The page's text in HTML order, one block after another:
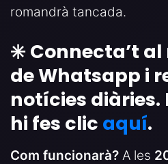
romandrà tancada.
✳️ Connecta’t
de Whatsapp i
notícies diàries.
hi fes clic aquí.
Com funcionarà? A les